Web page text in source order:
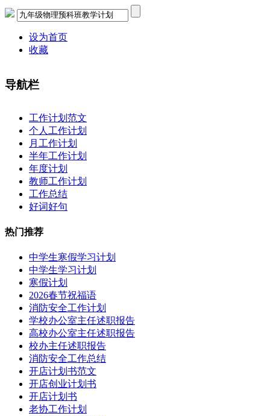
设为首页
收藏
导航栏
工作计划范文
个人工作计划
月工作计划
半年工作计划
年度计划
教师工作计划
工作总结
好词好句
热门推荐
中学生寒假学习计划
中学生学习计划
寒假计划
2026春节祝福语
消防安全工作计划
学校办公室主任述职报告
高校办公室主任述职报告
校办主任述职报告
消防安全工作总结
开店计划书范文
开店创业计划书
开店计划书
老协工作计划